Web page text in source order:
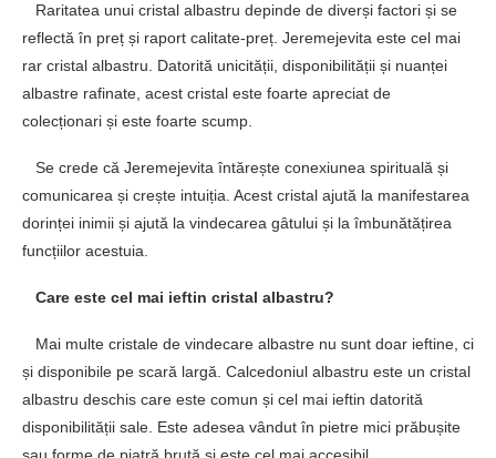
Raritatea unui cristal albastru depinde de diverși factori și se
reflectă în preț și raport calitate-preț. Jeremejevita este cel mai
rar cristal albastru. Datorită unicității, disponibilității și nuanței
albastre rafinate, acest cristal este foarte apreciat de
colecționari și este foarte scump.
Se crede că Jeremejevita întărește conexiunea spirituală și
comunicarea și crește intuiția. Acest cristal ajută la manifestarea
dorinței inimii și ajută la vindecarea gâtului și la îmbunătățirea
funcțiilor acestuia.
Care este cel mai ieftin cristal albastru?
Mai multe cristale de vindecare albastre nu sunt doar ieftine, ci
și disponibile pe scară largă. Calcedoniul albastru este un cristal
albastru deschis care este comun și cel mai ieftin datorită
disponibilității sale. Este adesea vândut în pietre mici prăbușite